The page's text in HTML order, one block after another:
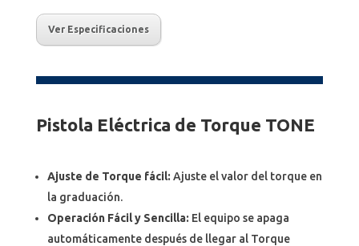
Ver Especificaciones
Pistola Eléctrica de Torque TONE
Ajuste de Torque fácil: Ajuste el valor del torque en
la graduación.
Operación Fácil y Sencilla: El equipo se apaga
automáticamente después de llegar al Torque